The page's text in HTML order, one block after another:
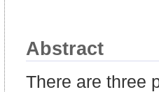
Abstract
There are three